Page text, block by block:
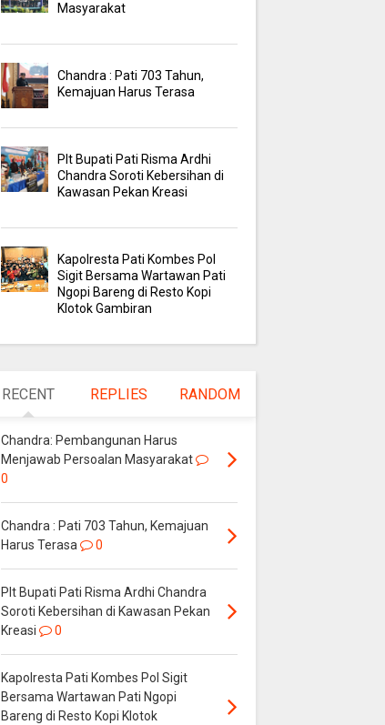
Masyarakat
Chandra : Pati 703 Tahun,
Kemajuan Harus Terasa
Plt Bupati Pati Risma Ardhi
Chandra Soroti Kebersihan di
Kawasan Pekan Kreasi
Kapolresta Pati Kombes Pol
Sigit Bersama Wartawan Pati
Ngopi Bareng di Resto Kopi
Klotok Gambiran
RECENT REPLIES RANDOM
Chandra: Pembangunan Harus
Menjawab Persoalan Masyarakat
0
Chandra : Pati 703 Tahun, Kemajuan
Harus Terasa
0
Plt Bupati Pati Risma Ardhi Chandra
Soroti Kebersihan di Kawasan Pekan
Kreasi
0
Kapolresta Pati Kombes Pol Sigit
Bersama Wartawan Pati Ngopi
Bareng di Resto Kopi Klotok